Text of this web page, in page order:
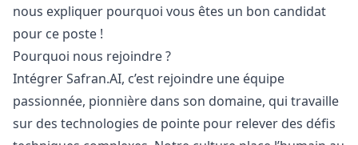
nous expliquer pourquoi vous êtes un bon candidat
pour ce poste !
Pourquoi nous rejoindre ?
Intégrer Safran.AI, c’est rejoindre une équipe
passionnée, pionnière dans son domaine, qui travaille
sur des technologies de pointe pour relever des défis